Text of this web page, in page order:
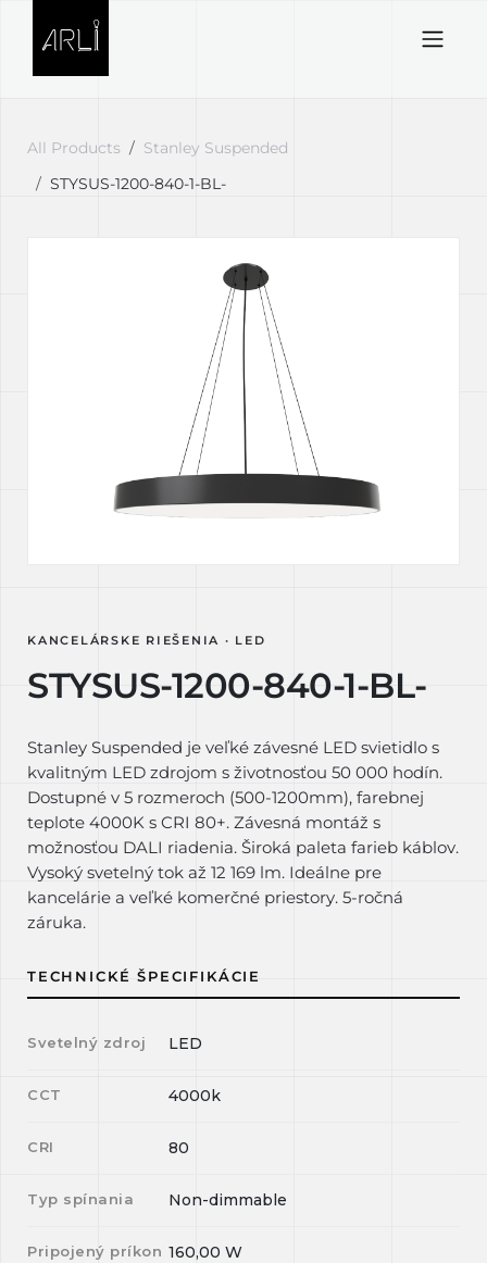
All Products
Stanley Suspended
STYSUS-1200-840-1-BL-
KANCELÁRSKE RIEŠENIA · LED
STYSUS-1200-840-1-BL-
Stanley Suspended je veľké závesné LED svietidlo s
kvalitným LED zdrojom s životnosťou 50 000 hodín.
Dostupné v 5 rozmeroch (500-1200mm), farebnej
teplote 4000K s CRI 80+. Závesná montáž s
možnosťou DALI riadenia. Široká paleta farieb káblov.
Vysoký svetelný tok až 12 169 lm. Ideálne pre
kancelárie a veľké komerčné priestory. 5-ročná
záruka.
TECHNICKÉ ŠPECIFIKÁCIE
Svetelný zdroj LED
CCT 4000k
CRI 80
Typ spínania Non-dimmable
Pripojený príkon 160,00 W